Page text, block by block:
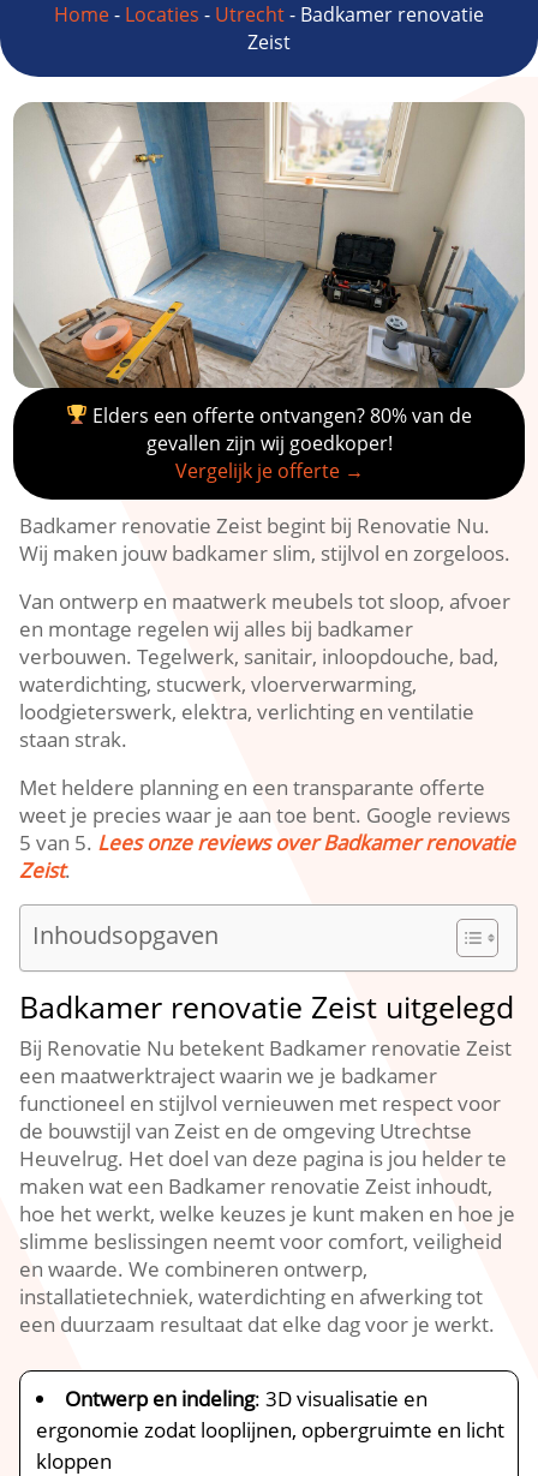
Home- Locaties - Utrecht- Badkamer renovatie
Zeist
Elders een offerte ontvangen? 80% van de
gevallen zijn wij goedkoper!
Vergelijk je offerte →
Badkamer renovatie Zeist begint bij Renovatie Nu.​
Wij maken jouw badkamer slim, stijlvol en zorgeloos.​
Van ontwerp en maatwerk meubels tot sloop, afvoer
en montage regelen wij alles bij badkamer
verbouwen.​ Tegelwerk, sanitair, inloopdouche, bad,
waterdichting, stucwerk, vloerverwarming,
loodgieterswerk, elektra, verlichting en ventilatie
staan strak.​
Met heldere planning en een transparante offerte
weet je precies waar je aan toe bent.​ Google reviews
5 van 5.​ Lees onze reviews over Badkamer renovatie
Zeist.​
Inhoudsopgaven
Badkamer renovatie Zeist uitgelegd
Bij Renovatie Nu betekent Badkamer renovatie Zeist
een maatwerktraject waarin we je badkamer
functioneel en stijlvol vernieuwen met respect voor
de bouwstijl van Zeist en de omgeving Utrechtse
Heuvelrug.​ Het doel van deze pagina is jou helder te
maken wat een Badkamer renovatie Zeist inhoudt,
hoe het werkt, welke keuzes je kunt maken en hoe je
slimme beslissingen neemt voor comfort, veiligheid
en waarde.​ We combineren ontwerp,
installatietechniek, waterdichting en afwerking tot
een duurzaam resultaat dat elke dag voor je werkt.​
Ontwerp en indeling: 3D visualisatie en
ergonomie zodat looplijnen, opbergruimte en licht
kloppen